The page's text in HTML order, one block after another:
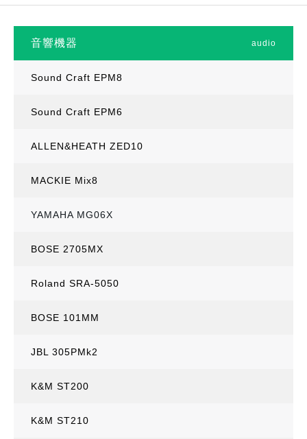
音響機器 audio
Sound Craft EPM8
Sound Craft EPM6
ALLEN&HEATH ZED10
MACKIE Mix8
YAMAHA MG06X
BOSE 2705MX
Roland SRA-5050
BOSE 101MM
JBL 305PMk2
K&M ST200
K&M ST210